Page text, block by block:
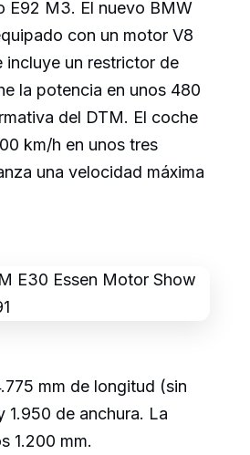
E92 M3. El nuevo BMW
con un motor V8
incluye un restrictor de
la potencia en unos 480
del DTM. El coche
km/h en unos tres
una velocidad máxima
mm de longitud (sin
1.950 de anchura. La
1.200 mm.